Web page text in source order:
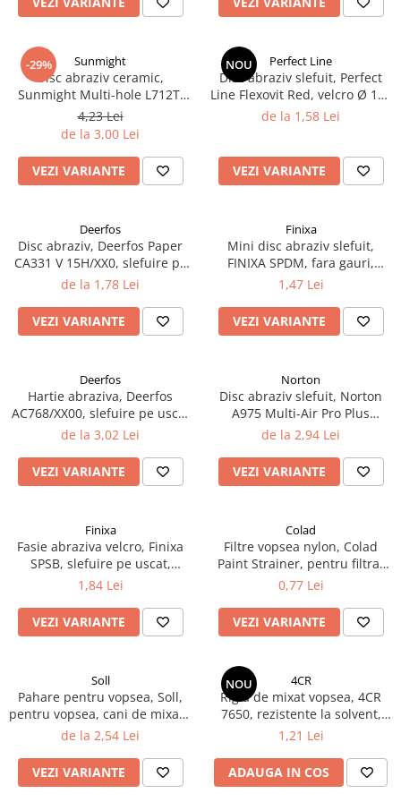
Accesori cana
Curatat
Degresant suprafete
2.5 MASCARE
Hartie mascare
Folie mascare
Banda mascare
Suporti
2.6 SLEFUIRE
Disc abraziv velcro
Hartie abraziva
Bloc manual slefuire
Epoxy Primer
Filler
Filler UV
Intaritor Primer
Spray Primer
2.8 PREGATIREA VOPSELEI
Verificat vopseaua
Cartele verificat nuanta
Filtre vopsea
Diluant vopsea si lac
Agent dilutie vopsea apa
Diluant pentru pierdere
Diverse
Accelerator
Vopsea auto preparata
Indreptat fara vopsire
Prese tinichigerie
Masurat
Montat si demontat
Scule tinichigerie
Tras tabla
3.7 SUDURA
Aparat sudura MIG - MAG
Sarma sudura si electrozi
Protectie suduri
3.8 USCARE VOPSEA
-29% Sunmight
Disc abraziv ceramic,
Sunmight Multi-hole L712T,
cu film velcro, diametru 150
mm
4,23 Lei
de la 3,00 Lei
VEZI VARIANTE
NOU Perfect Line
Disc abraziv slefuit, Perfect
Line Flexovit Red, velcro Ø 150
mm
de la 1,58 Lei
VEZI VARIANTE
Deerfos
Disc abraziv, Deerfos Paper
CA331 V 15H/XX0, slefuire pe
uscat, diametru 150 mm
de la 1,78 Lei
VEZI VARIANTE
Finixa
Mini disc abraziv slefuit,
FINIXA SPDM, fara gauri,
diametru Ø 35 mm
1,47 Lei
VEZI VARIANTE
Deerfos
Hartie abraziva, Deerfos
AC768/XX00, slefuire pe uscat
sau umed, dimensiune 230 x
de la 3,02 Lei
VEZI VARIANTE
Norton
Disc abraziv slefuit, Norton
A975 Multi-Air Pro Plus
Ceramic, velcro, diametru Ø
de la 2,94 Lei
VEZI VARIANTE
Finixa
Fasie abraziva velcro, Finixa
SPSB, slefuire pe uscat,
granulatie P80 - P320,
1,84 Lei
VEZI VARIANTE
Colad
Filtre vopsea nylon, Colad
Paint Strainer, pentru filtrat
vopsea 125 µ / 190 µ, pret 1
0,77 Lei
VEZI VARIANTE
Soll
Pahare pentru vopsea, Soll,
pentru vopsea, cani de mixare
+ capace, diferite marimi
de la 2,54 Lei
VEZI VARIANTE
NOU 4CR
Rigla de mixat vopsea, 4CR
7650, rezistente la solvent,
lungime 20 cm
1,21 Lei
ADAUGA IN COS